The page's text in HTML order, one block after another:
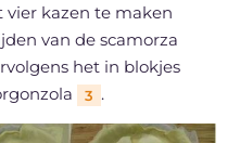
kazen te maken
van de scamorza
het in blokjes
3 .